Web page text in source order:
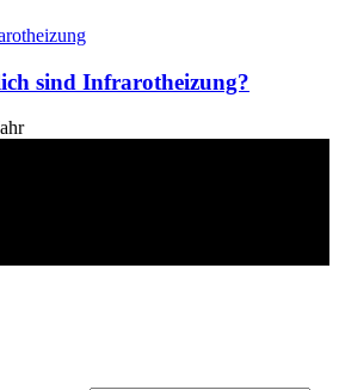
sind Infrarotheizung?